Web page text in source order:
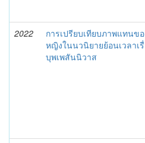
2022
การเปรียบเทียบภาพแทนข
หญิงในนวนิยายย้อนเวลาเ
บุพเพสันนิวาส